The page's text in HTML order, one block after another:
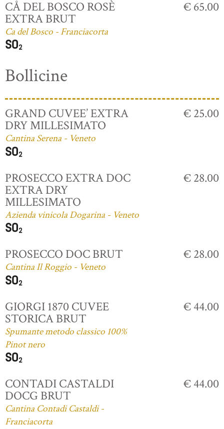
CÅ DEL BOSCO ROSÈ
EXTRA BRUT
Ca del Bosco - Franciacorta
€ 65.00
Bollicine
GRAND CUVEE’ EXTRA
DRY MILLESIMATO
Cantina Serena - Veneto
€ 25.00
PROSECCO EXTRA DOC
EXTRA DRY
MILLESIMATO
Azienda vinicola Dogarina - Veneto
€ 28.00
PROSECCO DOC BRUT
Cantina Il Roggio - Veneto
€ 28.00
GIORGI 1870 CUVEE
STORICA BRUT
Spumante metodo classico 100%
Pinot nero
€ 44.00
CONTADI CASTALDI
DOCG BRUT
Cantina Contadi Castaldi -
Franciacorta
€ 44.00